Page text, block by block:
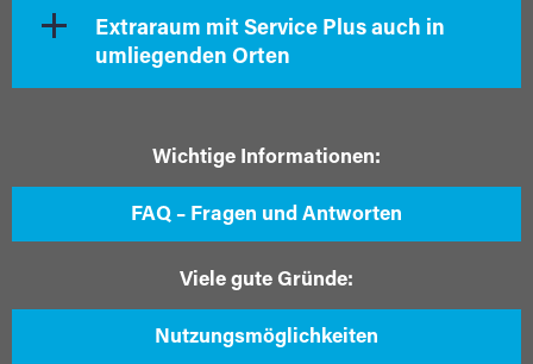
Extraraum mit Service Plus auch in
umliegenden Orten
Wichtige Informationen:
FAQ – Fragen und Antworten
Viele gute Gründe:
Nutzungsmöglichkeiten